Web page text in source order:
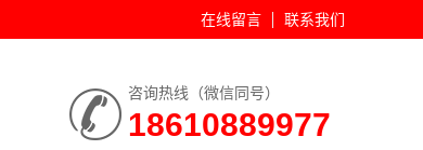
在线留言 联系我们
咨询热线（微信同号）
18610889977